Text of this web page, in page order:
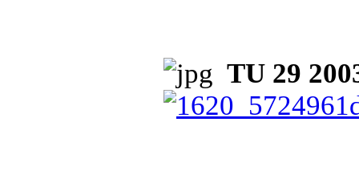
TU 29